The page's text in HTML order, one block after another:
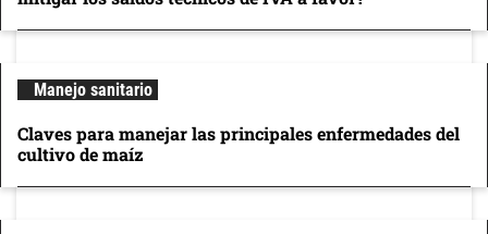
Manejo sanitario
Claves para manejar las principales enfermedades del
cultivo de maíz